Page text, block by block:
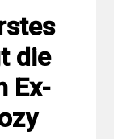
die
Ex-